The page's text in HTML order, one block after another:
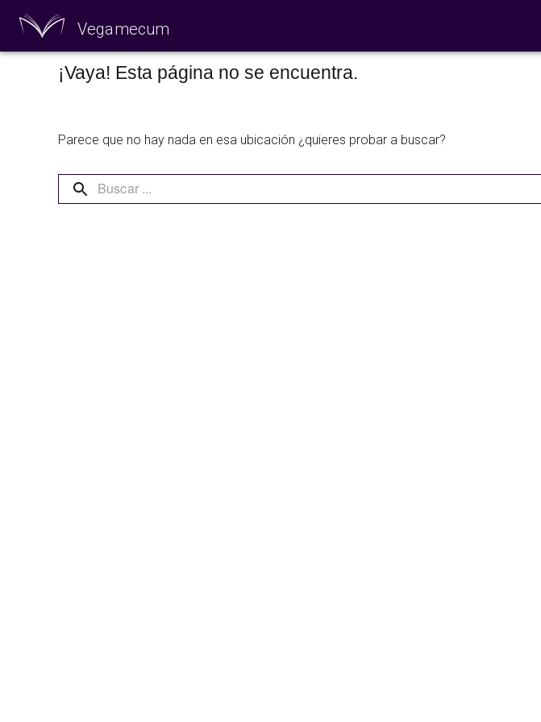
Vegamecum
Especial 'Al aire libre'
Ensaladas de
¡Vaya! Esta página no se encuentra.
Parece que no hay nada en esa ubicación ¿quieres probar a buscar?